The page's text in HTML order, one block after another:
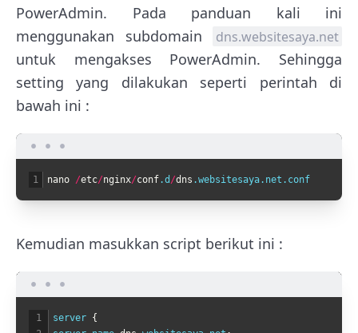
PowerAdmin. Pada panduan kali ini
menggunakan subdomain
dns.websitesaya.net
untuk mengakses PowerAdmin. Sehingga
setting yang dilakukan seperti perintah di
bawah ini :
1 nano /etc/nginx/conf.d /dns .websitesaya.net .conf
Kemudian masukkan script berikut ini :
1
server {